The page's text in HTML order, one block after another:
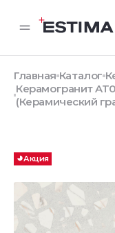
Главная Каталог
Керамогранит
(Керамический
Акция